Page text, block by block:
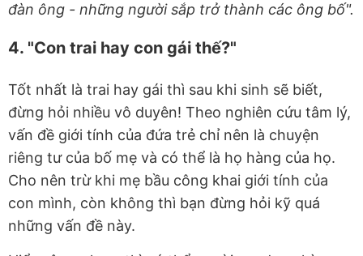
đàn ông - những người sắp trở thành các ông bố".
4. "Con trai hay con gái thế?"
Tốt nhất là trai hay gái thì sau khi sinh sẽ biết,
đừng hỏi nhiều vô duyên! Theo nghiên cứu tâm lý,
vấn đề giới tính của đứa trẻ chỉ nên là chuyện
riêng tư của bố mẹ và có thể là họ hàng của họ.
Cho nên trừ khi mẹ bầu công khai giới tính của
con mình, còn không thì bạn đừng hỏi kỹ quá
những vấn đề này.